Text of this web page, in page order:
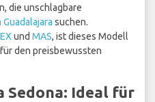
die unschlagbare
suchen.
und MAS, ist dieses Modell
den preisbewussten
Sedona: Ideal für